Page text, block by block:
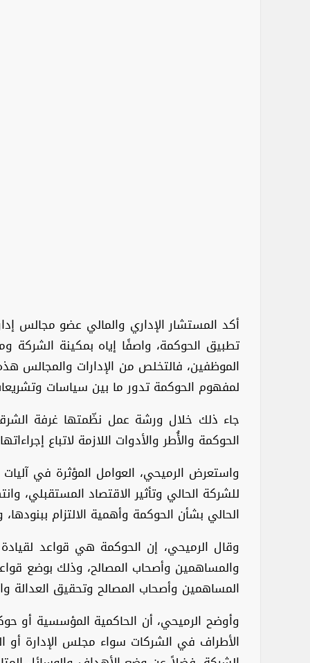
أكد المستشار الإداري والمالي عضو مجالس
تطبيق الحوكمة، واصفًا إياه بمكينة الشركة
الموظفين، فالتخلص من الإدارات والمجالس
لمفهوم الحوكمة تدور ما بين سياسات
جاء ذلك خلال ورشة عمل نظّمتها غرفة
الحوكمة والأُطر والأدوات اللازمة لاتباع
واستعرض الرميحي، العوامل المؤثرة في آليات
للشركة الحالي وتأثير الاقتصاد المستقبلي،
الحالي بشأن الحوكمة وأهمية الالتزام
وقال الرميحي، إن الحوكمة هي قواعد
والمساهمين وأصحاب المصالح، وذلك بوضع
المساهمين وأصحاب المصالح وتحقيق العدالة
وأوضح الرميحي، أن الحاكمية المؤسسية أو
الأطراف في الشركات سواء مجلس الإدارة أو